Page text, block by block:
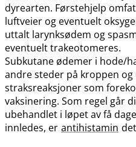
dyrearten. Førstehjelp
luftveier og eventuelt
uttalt larynksødem og
eventuelt trakeotomeres.
Subkutane ødemer i hode​/​
andre steder på kroppen
straksreaksjoner som
vaksinering. Som regel går
ubehandlet i løpet av få
innledes, er antihistamin